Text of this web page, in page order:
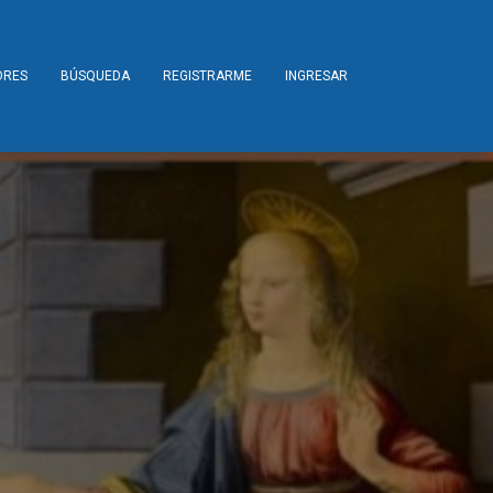
BÚSQUEDA REGISTRARME INGRESAR